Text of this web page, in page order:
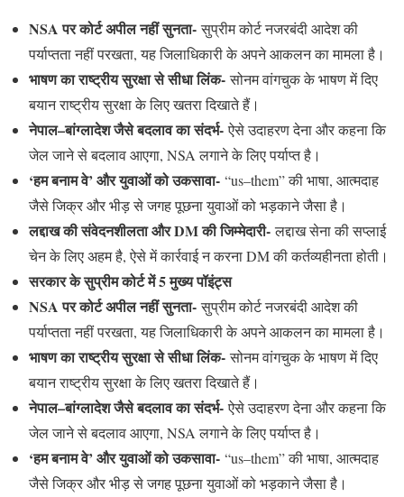
NSA पर कोर्ट अपील नहीं सुनता-सुप्रीम कोर्ट नजरबंदी आदेश की
पर्याप्तता नहीं परखता, यह जिलाधिकारी के अपने आकलन का मामला है।
भाषण का राष्ट्रीय सुरक्षा से सीधा लिंक-सोनम वांगचुक के भाषण में दिए
बयान राष्ट्रीय सुरक्षा के लिए खतरा दिखाते हैं।
नेपाल–बांग्लादेश जैसे बदलाव का संदर्भ-ऐसे उदाहरण देना और कहना कि
जेल जाने से बदलाव आएगा, NSA लगाने के लिए पर्याप्त है।
‘हम बनाम वे’ और युवाओं को उकसावा- “us–them” की भाषा, आत्मदाह
जैसे जिक्र और भीड़ से जगह पूछना युवाओं को भड़काने जैसा है।
लद्दाख की संवेदनशीलता और DM की जिम्मेदारी-लद्दाख सेना की सप्लाई
चेन के लिए अहम है, ऐसे में कार्रवाई न करना DM की कर्तव्यहीनता होती।
सरकार के सुप्रीम कोर्ट में 5 मुख्य पॉइंट्स
NSA पर कोर्ट अपील नहीं सुनता-सुप्रीम कोर्ट नजरबंदी आदेश की
पर्याप्तता नहीं परखता, यह जिलाधिकारी के अपने आकलन का मामला है।
भाषण का राष्ट्रीय सुरक्षा से सीधा लिंक-सोनम वांगचुक के भाषण में दिए
बयान राष्ट्रीय सुरक्षा के लिए खतरा दिखाते हैं।
नेपाल–बांग्लादेश जैसे बदलाव का संदर्भ-ऐसे उदाहरण देना और कहना कि
जेल जाने से बदलाव आएगा, NSA लगाने के लिए पर्याप्त है।
‘हम बनाम वे’ और युवाओं को उकसावा- “us–them” की भाषा, आत्मदाह
जैसे जिक्र और भीड़ से जगह पूछना युवाओं को भड़काने जैसा है।